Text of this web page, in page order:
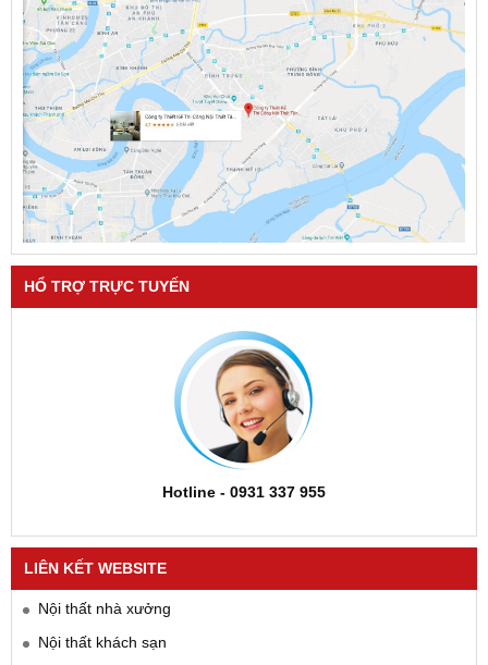
HỔ TRỢ TRỰC TUYẾN
Hotline - 0931 337 955
LIÊN KẾT WEBSITE
Nội thất nhà xưởng
Nội thất khách sạn